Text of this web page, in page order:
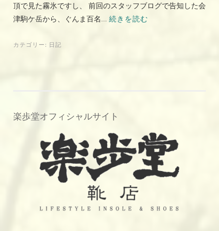
頂で見た霧氷ですし、 前回のスタッフブログで告知した会
津駒ケ岳から、ぐんま百名... 続きを読む
カテゴリー: 日記
楽歩堂オフィシャルサイト